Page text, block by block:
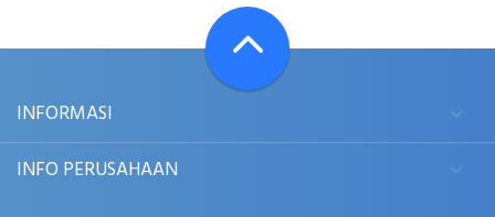
INFORMASI
INFO PERUSAHAAN